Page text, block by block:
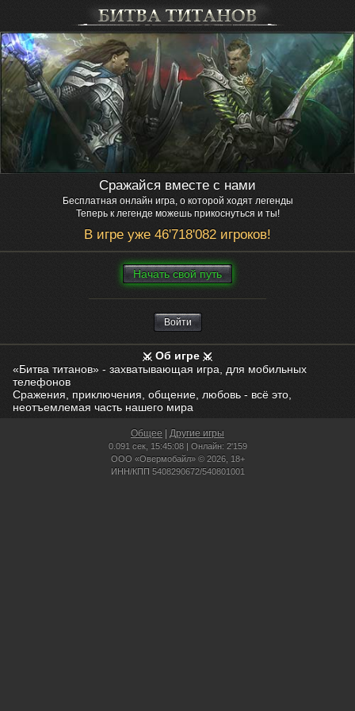
Сражайся вместе с нами
Бесплатная онлайн игра, о которой ходят легенды
Теперь к легенде можешь прикоснуться и ты!
В игре уже 46'718'082 игроков!
Нaчaть свой путь
Войти
Об игре
«Битва титанов» - захватывающая игра, для мобильных
телефонов
Сражения, приключения, общение, любовь - всё это,
неотъемлемая часть нашего мира
Общее Другие игры
0.091 сек, 15:45:08 | Онлайн: 2'159
ООО «Овермобайл» © 2026, 18+
ИНН/КПП 5408290672/540801001